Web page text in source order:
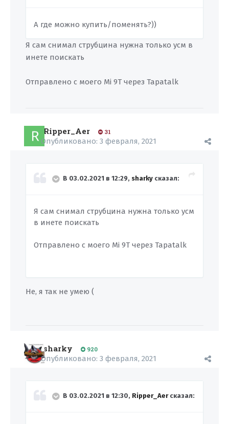
А где можно купить/поменять?))
Я сам снимал струбцина нужна только усм в
инете поискать
Отправлено с моего Mi 9T через Tapatalk
Ripper_Aer 31
Опубликовано: 3 февраля, 2021
В 03.02.2021 в 12:29, sharky сказал:
Я сам снимал струбцина нужна только усм
в инете поискать
Отправлено с моего Mi 9T через Tapatalk
Не, я так не умею (
sharky 920
Опубликовано: 3 февраля, 2021
В 03.02.2021 в 12:30, Ripper_Aerсказал: